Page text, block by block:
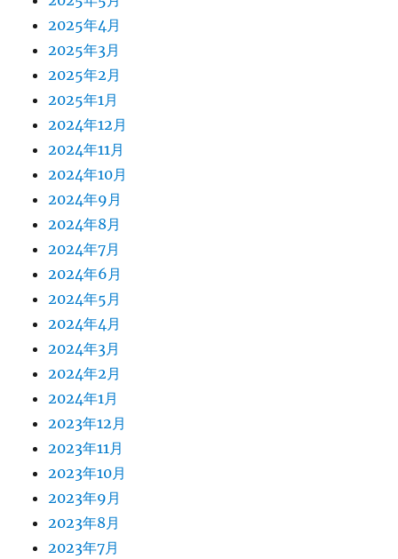
2025年4月
2025年3月
2025年2月
2025年1月
2024年12月
2024年11月
2024年10月
2024年9月
2024年8月
2024年7月
2024年6月
2024年5月
2024年4月
2024年3月
2024年2月
2024年1月
2023年12月
2023年11月
2023年10月
2023年9月
2023年8月
2023年7月